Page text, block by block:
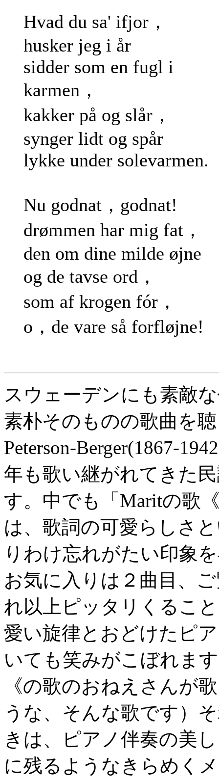
Hvad du sa' ifjor，
husker jeg i år
sidder som en fugl i
karmen，
kakker på og slår，
synger lidt og spår
lykke under solevarmen.
Nu godnat，godnat!
drømmen har mig fat，
den om dine milde øjne
og de tavse ord，
som af krogen fór，
o，de vare så forfløjne!
スウェーデンにも素敵
素朴そのものの歌曲を
Peterson-Berger(1867-
年も歌い継がれてきた
す。中でも「Maritの歌
は、歌詞の可愛らしさ
りわけ忘れがたい印象
お気に入りは２曲目、
れ以上ピッタリくるこ
愛い旋律とおどけたピ
いても笑みがこぼれま
《の歌のおねえさんが
うな、そんな歌です）
きは、ピアノ伴奏の美
に残るようなきらめく